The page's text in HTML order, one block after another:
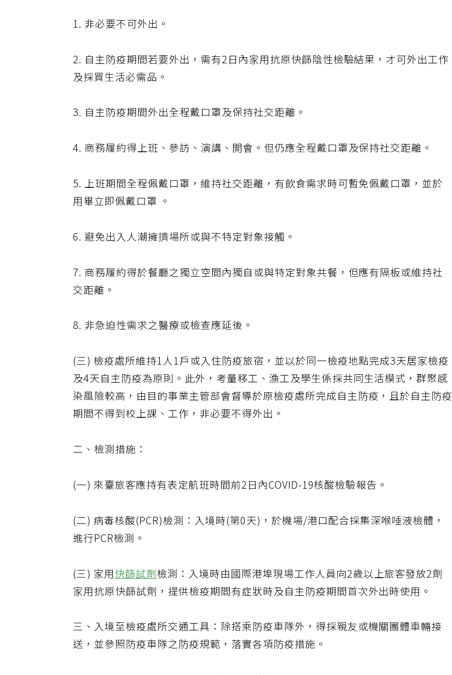
1. 非必要不可外出。
2. 自主防疫期間若要外出，需有2日內家用抗原快篩陰性檢驗結果，才可外出工作
及採買生活必需品。
3. 自主防疫期間外出全程戴口罩及保持社交距離。
4. 商務履約得上班、參訪、演講、開會。但仍應全程戴口罩及保持社交距離。
5. 上班期間全程佩戴口罩，維持社交距離，有飲食需求時可暫免佩戴口罩，並於
用畢立即佩戴口罩 。
6. 避免出入人潮擁擠場所或與不特定對象接觸。
7. 商務履約得於餐廳之獨立空間內獨自或與特定對象共餐，但應有隔板或維持社
交距離。
8. 非急迫性需求之醫療或檢查應延後。
(三) 檢疫處所維持1人1戶或入住防疫旅宿，並以於同一檢疫地點完成3天居家檢疫
及4天自主防疫為原則。此外，考量移工、漁工及學生係採共同生活模式，群聚感
染風險較高，由目的事業主管部會督導於原檢疫處所完成自主防疫，且於自主防疫
期間不得到校上課、工作，非必要不得外出。
二、檢測措施：
(一) 來臺旅客應持有表定航班時間前2日內COVID-19核酸檢驗報告。
(二) 病毒核酸(PCR)檢測：入境時(第0天)，於機場/港口配合採集深喉唾液檢體，
進行PCR檢測。
(三) 家用快篩試劑檢測：入境時由國際港埠現場工作人員向2歲以上旅客發放2劑
家用抗原快篩試劑，提供檢疫期間有症狀時及自主防疫期間首次外出時使用。
三、入境至檢疫處所交通工具：除搭乘防疫車隊外，得採親友或機關團體車輛接
送，並參照防疫車隊之防疫規範，落實各項防疫措施。